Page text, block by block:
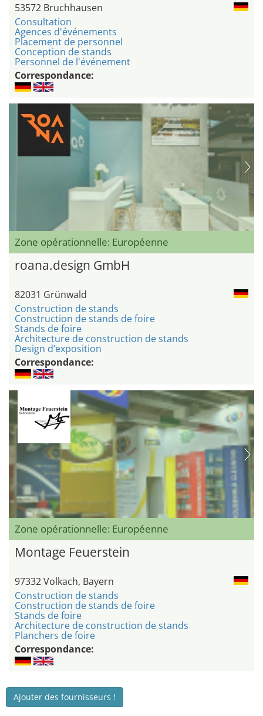
53572 Bruchhausen
Consultation
Agences d'événements
Placement de personnel
Conception de stands
Personnel de l'événement
Correspondance:
Zone opérationnelle: Européenne
roana.design GmbH
82031 Grünwald
Construction de stands
Construction de stands de foire
Stands de foire
Architecture de construction de stands
Design d’exposition
Correspondance:
Zone opérationnelle: Européenne
Montage Feuerstein
97332 Volkach, Bayern
Construction de stands
Construction de stands de foire
Stands de foire
Architecture de construction de stands
Planchers de foire
Correspondance:
Ajouter des fournisseurs !